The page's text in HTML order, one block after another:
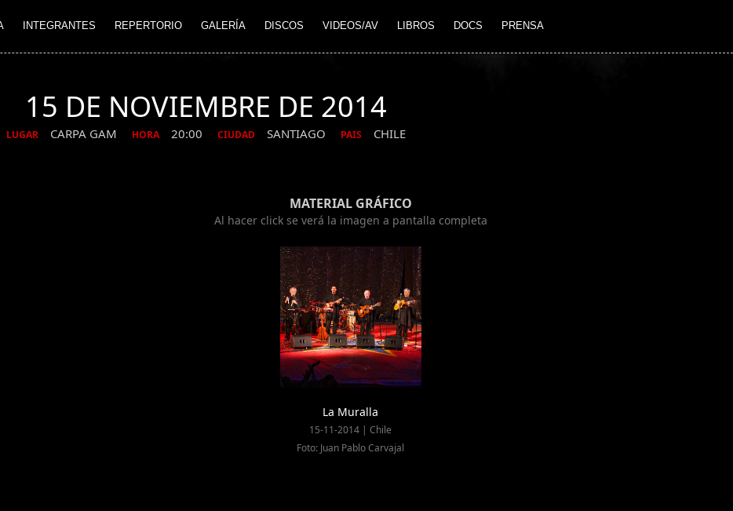
INTEGRANTES REPERTORIO GALERÍA DISCOS VIDEOS/AV LIBROS DOCS PRENSA
15 DE NOVIEMBRE DE 2014
LUGAR CARPA GAM HORA 20:00 CIUDAD SANTIAGO PAIS CHILE
MATERIAL GRÁFICO
Al hacer click se verá la imagen a pantalla completa
La Muralla
15-11-2014 | Chile
Foto: Juan Pablo Carvajal